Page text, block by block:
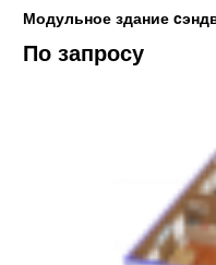
Модульное здание
По запросу